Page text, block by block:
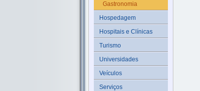
Gastronomia
Hospedagem
Hospitais e Clínicas
Turismo
Universidades
Veículos
Serviços